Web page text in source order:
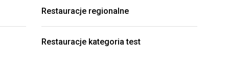
Restauracje regionalne
Restauracje kategoria test